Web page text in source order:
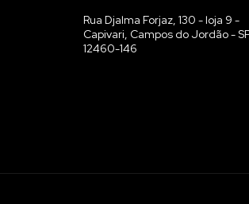
Rua Djalma Forjaz, 130 - loja 9 -
Capivari, Campos do Jordão -
12460-146